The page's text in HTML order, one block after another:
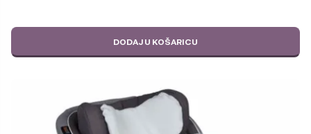
59,99 €.
DODAJ U KOŠARICU